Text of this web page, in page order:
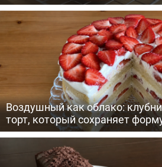
Воздушный как облако:
торт, который сохраняет